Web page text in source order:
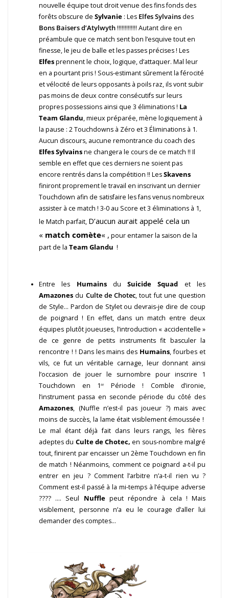
nouvelle équipe tout droit venue des fins fonds des
forêts obscure de Sylvanie : Les Elfes Sylvains des
Bons Baisers d’Atylwyth!!!!!!!!!!!!! Autant dire en
préambule que ce match sent bon l’esquive tout en
finesse, le jeu de balle et les passes précises ! Les
Elfesprennent le choix, logique, d’attaquer. Mal leur
en a pourtant pris ! Sous-estimant sûrement la férocité
et vélocité de leurs opposants à poils raz, ils vont subir
pas moins de deux contre consécutifs sur leurs
propres possessions ainsi que 3 éliminations ! La
Team Glandu, mieux préparée, mène logiquement à
la pause : 2 Touchdowns à Zéro et 3 Éliminations à 1.
Aucun discours, aucune remontrance du coach des
Elfes Sylvainsne changera le cours de ce match !! Il
semble en effet que ces derniers ne soient pas
encore rentrés dans la compétition !! LesSkavens
finiront proprement le travail en inscrivant un dernier
Touchdown afin de satisfaire les fans venus nombreux
assister à ce match ! 3-0 au Score et 3 éliminations à 1,
le Match parfait, D’aucun aurait appelé cela un
« match comète« , pour entamer la saison de la
part de la Team Glandu !
Entre les Humains duSuicide Squad et les
Amazones du Culte de Chotec, tout fut une question
de Style… Pardon de Stylet ou devrais-je dire de coup
de poignard ! En effet, dans un match entre deux
équipes plutôt joueuses, l’introduction « accidentelle »
de ce genre de petits instruments fit basculer la
rencontre ! ! Dans les mains des Humains, fourbes et
vils, ce fut un véritable carnage, leur donnant ainsi
l’occasion de jouer le surnombre pour inscrire 1
Touchdown en 1ʳᵉ Période ! Comble d’ironie,
l’instrument passa en seconde période du côté des
Amazones, (Nuffle n’est-il pas joueur ?) mais avec
moins de succès, la lame était visiblement émoussée !
Le mal étant déjà fait dans leurs rangs, les fières
adeptes du Culte de Chotec, en sous-nombre malgré
tout, finirent par encaisser un 2ème Touchdown en fin
de match ! Néanmoins, comment ce poignard a-t-il pu
entrer en jeu ? Comment l’arbitre n’a-t-il rien vu ?
Comment est-il passé à la mi-temps à l’équipe adverse
???? …. Seul Nuffle peut répondre à cela ! Mais
visiblement, personne n’a eu le courage d’aller lui
demander des comptes…